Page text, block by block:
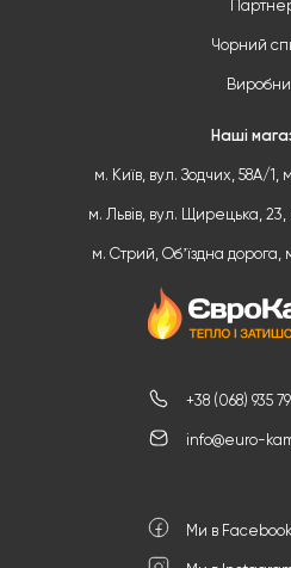
+38 (068) 935
info@euro-
Ми в Facebook
Чорний
Наші
м. Київ, вул. Зодчих, 58А/1,
м. Львів, вул. Щирецька,
м. Стрий, Обʼїздна дорога,